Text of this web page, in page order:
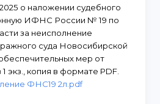
о наложении судебного
ИФНС России № 19 по
за неисполнение
суда Новосибирской
мер от
1 экз., копия в формате PDF.
ФНС19 2л.pdf